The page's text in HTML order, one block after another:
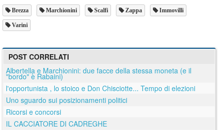
Brezza Marchionini Scalfi Zappa Immovilli
Varini
POST CORRELATI
Albertella e Marchionini: due facce della stessa moneta (e il
"bordo" è Rabaini)
l'opportunista , lo stoico e Don Chisciotte... Tempo di elezioni
Uno sguardo sui posizionamenti politici
Ricorsi e concorsi
IL CACCIATORE DI CADREGHE